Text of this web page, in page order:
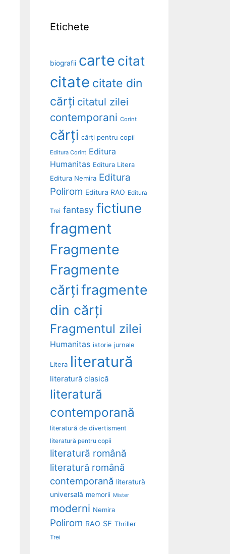
Etichete
biografii carte citat
citate citate din
cărți citatul zilei
contemporani Corint
cărți cărți pentru copii
Editura Corint Editura
Humanitas Editura Litera
Editura Nemira Editura
Polirom Editura RAO Editura
Trei fantasy fictiune
fragment
Fragmente
Fragmente
cărțifragmente
din cărți
Fragmentul zilei
Humanitas istorie jurnale
Litera literatură
literatură clasică
literatură
contemporană
literatură de divertisment
literatură pentru copii
literatură română
literatură română
contemporană literatură
universală memorii Mister
moderni Nemira
Polirom RAO SF Thriller
Trei